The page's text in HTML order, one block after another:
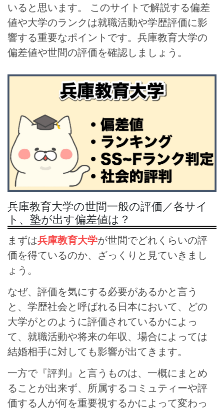
いると思います。 このサイトで解説する偏差
値や大学のランクは就職活動や学歴評価に影
響する重要なポイントです。兵庫教育大学の
偏差値や世間の評価を確認しましょう。
兵庫教育大学の世間一般の評価／各サイ
ト、塾が出す偏差値は？
まずは兵庫教育大学が世間でどれくらいの評
価を得ているのか、ざっくりと見ていきまし
ょう。
なぜ、評価を気にする必要があるかと言う
と、学歴社会と呼ばれる日本において、どの
大学がとのように評価されているかによっ
て、就職活動や将来の年収、場合によっては
結婚相手に対しても影響が出てきます。
一方で『評判』と言うものは、一概にまとめ
ることが出来ず、所属するコミュティーや評
価する人が何を重要視するかによって変わっ